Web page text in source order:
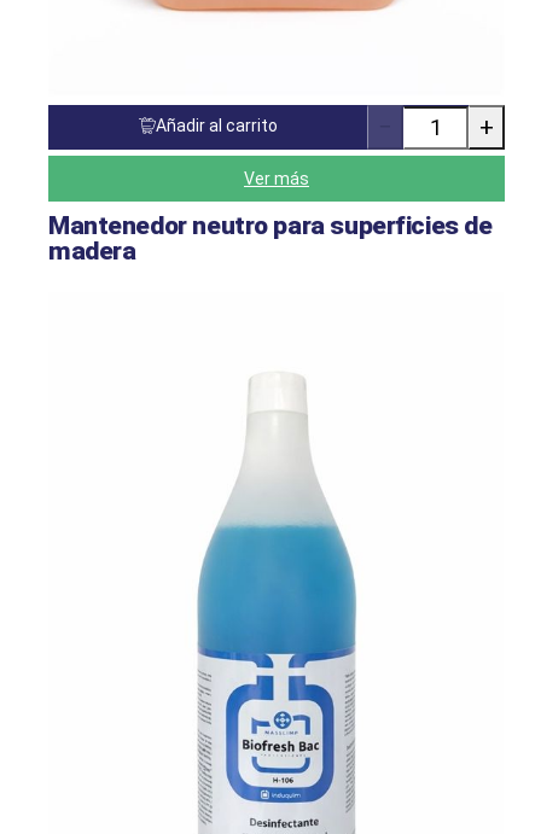
Añadir al carrito
de
+
Ver más
Mantenedor neutro para superficies de
madera